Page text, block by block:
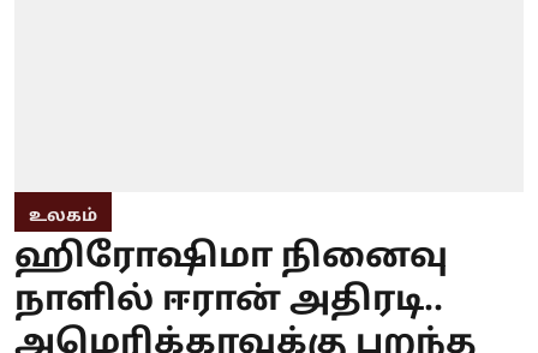
உலகம்
ஹிரோஷிமா நினைவு
நாளில் ஈரான் அதிரடி..
அமெரிக்காவுக்கு பறந்த